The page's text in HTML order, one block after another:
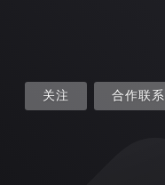
关注 合作联系